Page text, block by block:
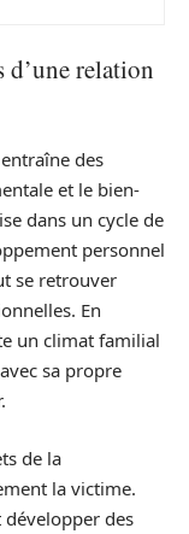
d’une relation
des
et le bien-
dans un cycle de
personnel
se retrouver
En
un climat familial
sa propre
de la
la victime.
des